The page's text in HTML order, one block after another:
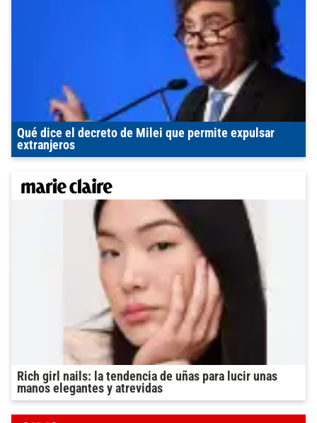
Qué dice el decreto de Milei que permite expulsar
extranjeros
Rich girl nails: la tendencia de uñas para lucir unas
manos elegantes y atrevidas